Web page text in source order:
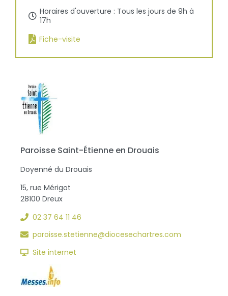
Horaires d'ouverture : Tous les jours de 9h à
17h
Fiche-visite
Paroisse Saint-Étienne en Drouais
Doyenné du Drouais
15, rue Mérigot
28100 Dreux
02 37 64 11 46
paroisse.stetienne@diocesechartres.com
Site internet